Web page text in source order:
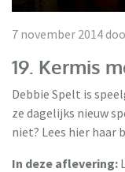
7 november 2014
19. Kermis
Debbie Spelt is
ze dagelijks nieuw
niet? Lees hier haar
In deze aflevering: